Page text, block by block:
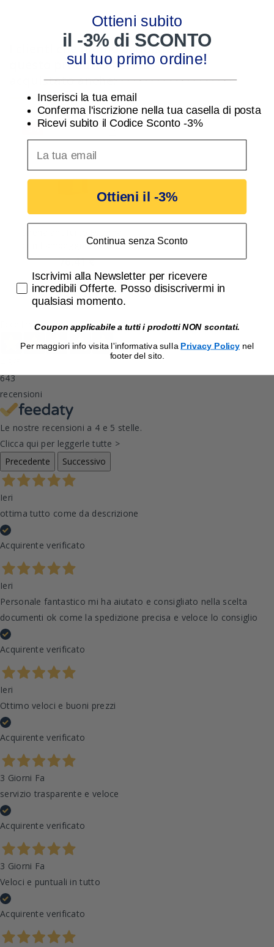
I clienti che hanno acquistato
questo prodotto hanno
acquistato anche:
-3%
con Lampeggiante a
Led Comelit SIR702AW
78,77 € 76,41 €
Eccellente
643
recensioni
Le nostre recensioni a 4 e 5 stelle.
Clicca qui per leggerle tutte >
Precedente
Successivo
Ieri
ottima tutto come da descrizione
Acquirente verificato
Ieri
Personale fantastico mi ha aiutato e consigliato nella scelta
documenti ok come la spedizione precisa e veloce lo consiglio
Acquirente verificato
Ieri
Ottimo veloci e buoni prezzi
Acquirente verificato
3 Giorni Fa
servizio trasparente e veloce
Acquirente verificato
3 Giorni Fa
Veloci e puntuali in tutto
Acquirente verificato
Ottieni subito
il -3% di SCONTO
sul tuo primo ordine!
Inserisci la tua email
Conferma l'iscrizione nella tua casella di posta
Ricevi subito il Codice Sconto -3%
Ottieni il -3%
Continua senza Sconto
Accetta di ricevere email promozionali
Iscrivimi alla Newsletter per ricevere
incredibili Offerte. Posso disiscrivermi in
qualsiasi momento.
Coupon applicabile a tutti i prodotti NON scontati.
Per maggiori info visita l'informativa sulla Privacy Policy nel
footer del sito.